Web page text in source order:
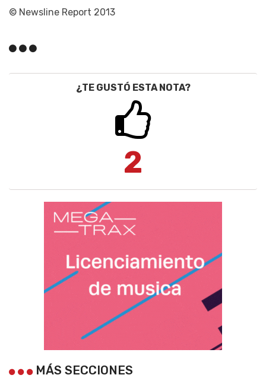
© Newsline Report 2013
¿TE GUSTÓ ESTA NOTA?
2
MÁS SECCIONES